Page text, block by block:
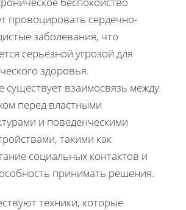
провоцировать сердечно-
заболевания, что
серьёзной угрозой для
здоровья.
существует взаимосвязь между
перед властными
и поведенческими
такими как
социальных контактов и
принимать решения.
техники, которые